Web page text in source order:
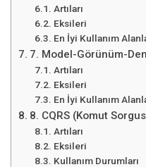
Artıları
Eksileri
En İyi Kullanım
7. Model-Görünüm-
Artıları
Eksileri
En İyi Kullanım
8. CQRS (Komut
Artıları
Eksileri
Kullanım Durumları